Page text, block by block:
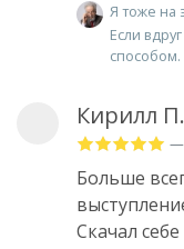
Я тоже на
Если
способом.
Кирилл П.
—
Больше
Скачал